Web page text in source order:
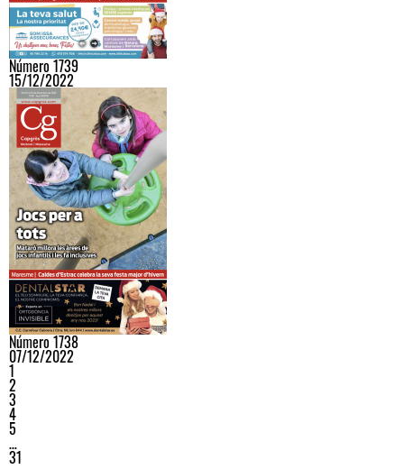
Número 1739
15/12/2022
Número 1738
07/12/2022
1
2
3
4
5
…
31